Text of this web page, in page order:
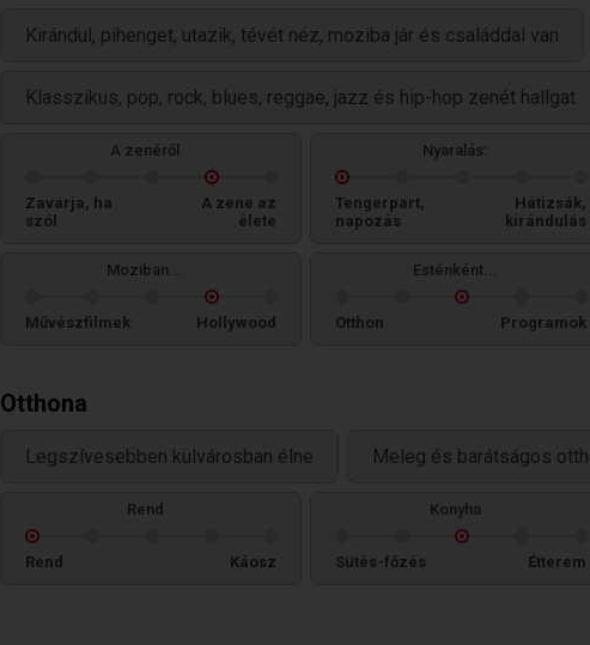
Kirándul, pihenget, utazik, tévét néz, moziba jár és családdal van
Klasszikus, pop, rock, blues, reggae, jazz és hip-hop zenét hallgat
A zenéről
Zavarja, ha
szól
A zene az
élete
Nyaralás:
Tengerpart,
napozás
Hátizsák,
kirándulás
Moziban...
Művészfilmek Hollywood
Esténként...
Otthon Programok
Otthona
Legszívesebben külvárosban élne Meleg és barátságos
Rend
Rend Káosz
Konyha
Sütés-főzés Étterem